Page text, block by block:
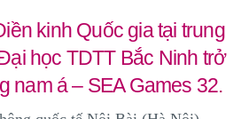
kinh Quốc gia tại trung
học TDTT Bắc Ninh trở
nam á – SEA Games 32.